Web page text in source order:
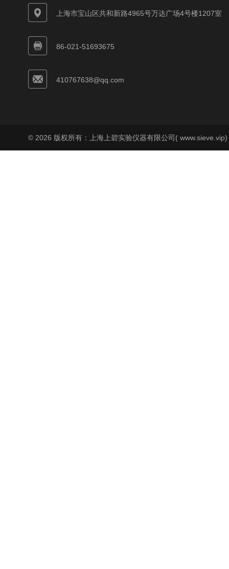
上海市宝山区共和新路4965号万达广场4号楼1207室
86-021-51693675
410767638@qq.com
© 2026 版权所有：上海上碧实验仪器有限公司(